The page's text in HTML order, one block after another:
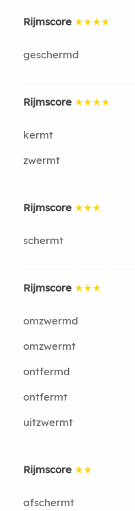
Rijmscore ★★★★
geschermd
Rijmscore ★★★★
kermt
zwermt
Rijmscore ★★★
schermt
Rijmscore ★★★
omzwermd
omzwermt
ontfermd
ontfermt
uitzwermt
Rijmscore ★★
afschermt